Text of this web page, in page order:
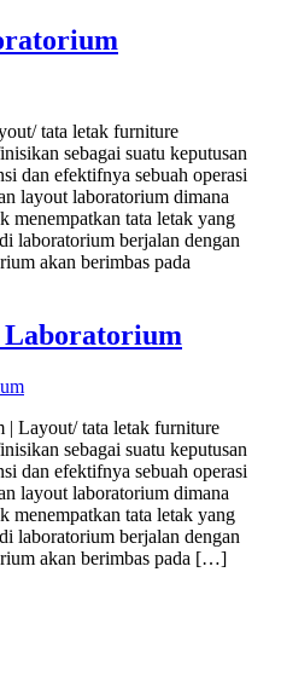
tata letak furniture
sebagai suatu keputusan
dan efektifnya sebuah operasi
layout laboratorium dimana
menempatkan tata letak yang
laboratorium berjalan dengan
akan berimbas pada
Laboratorium
| Layout/ tata letak furniture
sebagai suatu keputusan
dan efektifnya sebuah operasi
layout laboratorium dimana
menempatkan tata letak yang
laboratorium berjalan dengan
akan berimbas pada […]